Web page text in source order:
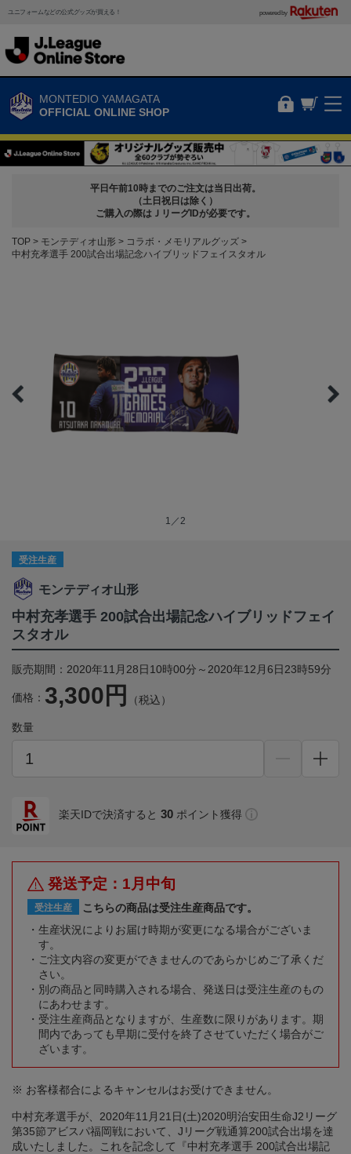
ユニフォームなどの公式グッズが買える！ powered by
MONTEDIO YAMAGATA
OFFICIAL ONLINE SHOP
平日午前10時までのご注文は当日出荷。
（土日祝日は除く）
ご購入の際はＪリーグIDが必要です。
TOP モンテディオ山形
コラボ・メモリアルグッズ
中村充孝選手 200試合出場記念ハイブリッドフェイスタオル
1／2
受注生産
モンテディオ山形
中村充孝選手 200試合出場記念ハイブリッドフェイ
スタオル
販売期間：2020年11月28日10時00分～2020年12月6日23時59分
価格： 3,300円 （税込）
数量
楽天IDで決済すると 30 ポイント獲得
発送予定：1月中旬
受注生産
こちらの商品は受注生産商品です。
生産状況によりお届け時期が変更になる場合がございま
す。
ご注文内容の変更ができませんのであらかじめご了承くだ
さい。
別の商品と同時購入される場合、発送日は受注生産のもの
にあわせます。
受注生産商品となりますが、生産数に限りがあります。期
間内であっても早期に受付を終了させていただく場合がご
ざいます。
※ お客様都合によるキャンセルはお受けできません。
中村充孝選手が、2020年11月21日(土)2020明治安田生命J2リーグ
第35節アビスパ福岡戦において、Jリーグ戦通算200試合出場を達
成いたしました。これを記念して『中村充孝選手 200試合出場記